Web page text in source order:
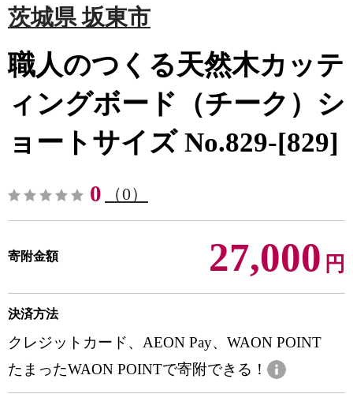
茨城県 坂東市
職人のつくる天然木カッテ
ィングボード（チーク）シ
ョートサイズ No.829-[829]
0 （0）
寄附金額 27,000 円
決済方法
クレジットカード、AEON Pay、WAON POINT
たまったWAON POINTで寄附できる！